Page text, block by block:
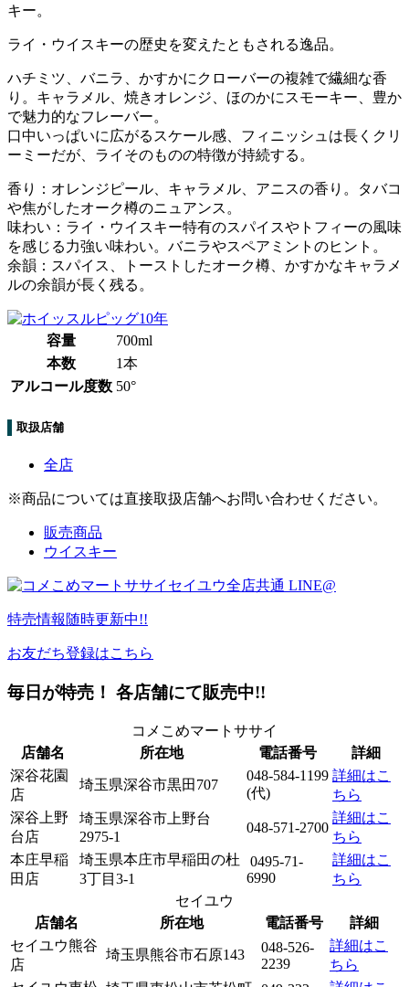
キー。
ライ・ウイスキーの歴史を変えたともされる逸品。
ハチミツ、バニラ、かすかにクローバーの複雑で繊細な香
り。キャラメル、焼きオレンジ、ほのかにスモーキー、豊か
で魅力的なフレーバー。
口中いっぱいに広がるスケール感、フィニッシュは長くクリ
ーミーだが、ライそのものの特徴が持続する。
香り：オレンジピール、キャラメル、アニスの香り。タバコ
や焦がしたオーク樽のニュアンス。
味わい：ライ・ウイスキー特有のスパイスやトフィーの風味
を感じる力強い味わい。バニラやスペアミントのヒント。
余韻：スパイス、トーストしたオーク樽、かすかなキャラメ
ルの余韻が長く残る。
容量
700ml
本数
1本
アルコール度数 50°
取扱店舗
全店
※商品については直接取扱店舗へお問い合わせください。
販売商品
ウイスキー
特売情報 随時更新中!!
お友だち登録はこちら
毎日が特売！ 各店舗にて販売中!!
コメこめマートササイ
店舗名
所在地 電話番号
詳細
深谷花園
店
埼玉県深谷市黒田707
048-584-1199
(代)
詳細はこ
ちら
深谷上野
台店
埼玉県深谷市上野台
2975-1
048-571-2700
詳細はこ
ちら
本庄早稲
田店
埼玉県本庄市早稲田の杜
3丁目3-1
0495-71-
6990
詳細はこ
ちら
セイユウ
店舗名
所在地 電話番号
詳細
セイユウ熊谷
店
埼玉県熊谷市石原143
048-526-
2239
詳細はこ
ちら